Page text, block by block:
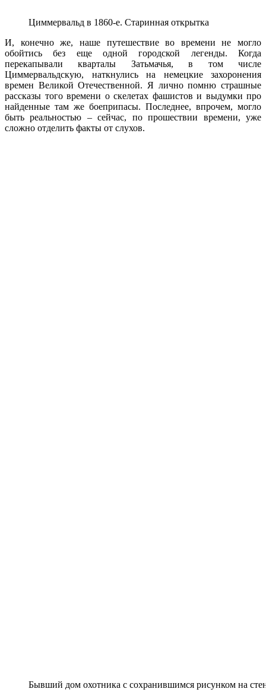
Циммервальд в 1860-е. Старинная открытка
И, конечно же, наше путешествие во времени не могло
обойтись без еще одной городской легенды. Когда
перекапывали кварталы Затьмачья, в том числе
Циммервальдскую, наткнулись на немецкие захоронения
времен Великой Отечественной. Я лично помню страшные
рассказы того времени о скелетах фашистов и выдумки про
найденные там же боеприпасы. Последнее, впрочем, могло
быть реальностью – сейчас, по прошествии времени, уже
сложно отделить факты от слухов.
Бывший дом охотника с сохранившимся рисунком на